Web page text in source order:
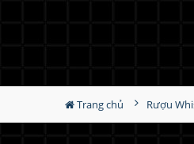
Trang chủ Rượu